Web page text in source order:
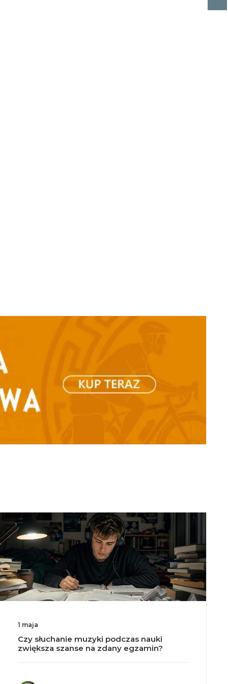
19 kwietnia
Oaza vs Odnowa w Duchu Świętym vs
Neokatechumenat. Która wspólnota ma